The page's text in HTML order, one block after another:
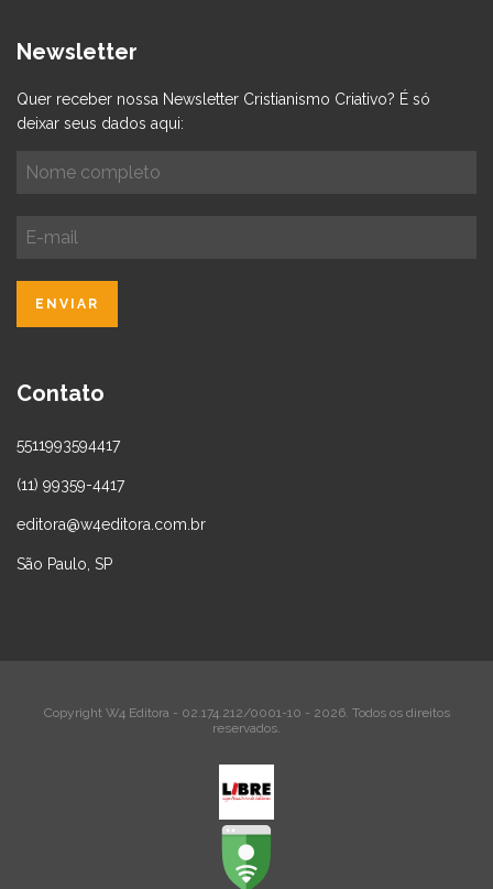
Newsletter
Quer receber nossa Newsletter Cristianismo Criativo? É só
deixar seus dados aqui:
Contato
5511993594417
(11) 99359-4417
editora@w4editora.com.br
São Paulo, SP
Copyright W4 Editora - 02.174.212/0001-10 - 2026. Todos os direitos
reservados.